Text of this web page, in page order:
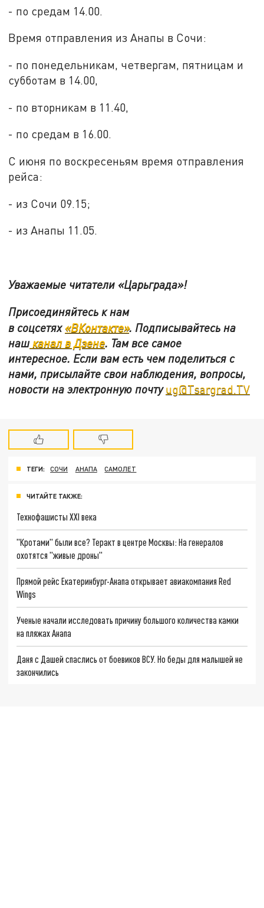
- по средам 14.00.
Время отправления из Анапы в Сочи:
- по понедельникам, четвергам, пятницам и
субботам в 14.00,
- по вторникам в 11.40,
- по средам в 16.00.
С июня по воскресеньям время отправления
рейса:
- из Сочи 09.15;
- из Анапы 11.05.
Уважаемые читатели «Царьграда»!
Присоединяйтесь к нам
в соцсетях«ВКонтакте». Подписывайтесь на
нашканал в Дзене. Там все самое
интересное. Если вам есть чем поделиться с
нами, присылайте свои наблюдения, вопросы,
новости на электронную почтуug@Tsargrad.TV
ТЕГИ: СОЧИ АНАПА САМОЛЕТ
ЧИТАЙТЕ ТАКЖЕ:
Технофашисты XXI века
"Кротами" были все? Теракт в центре Москвы: На генералов
охотятся "живые дроны"
Прямой рейс Екатеринбург-Анапа открывает авиакомпания Red
Wings
Ученые начали исследовать причину большого количества камки
на пляжах Анапа
Даня с Дашей спаслись от боевиков ВСУ. Но беды для малышей не
закончились